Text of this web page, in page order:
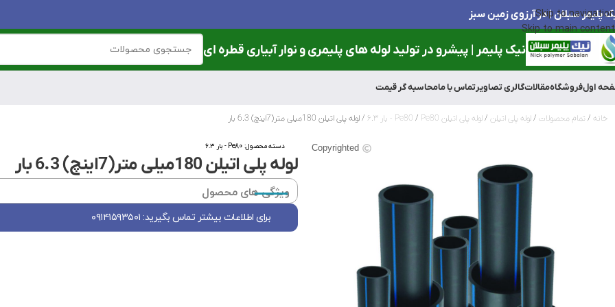
Skip to navigation
Skip to main content
پلیمر سبلان | در آرزوی زمین سبز
نیک پلیمر | پیشرو در تولید لوله های پلیمری و نوار آبیاری قطره ای
اولفروشگاهمقالاتگالری تصاویرتماس با مامحاسبه گر قیمت
خانه تمام محصولات لوله پلی اتیلن لوله پلی اتیلن Pe80 Pe80 - بار ۶.۳ لوله پلی اتیلن 180میلی متر(7اینچ) 6.3 بار
Copyrighted دسته محصول: Pe80 - بار ۶.۳
لوله پلی اتیلن 180میلی متر(7اینچ) 6.3 بار
ویژگی های محصول
برای اطلاعات بیشتر تماس بگیرید: ۰۹۱۴۱۵۹۳۵۰۱